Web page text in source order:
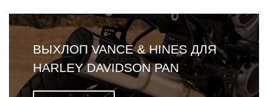
ВЫХЛОП VANCE & HINES ДЛЯ
HARLEY DAVIDSON PAN
AMERICA